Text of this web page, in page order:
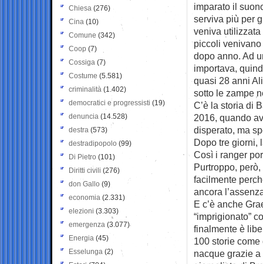
imparato il
serviva più per
veniva utilizzata
piccoli
dopo anno. Ad
importava,
quasi 28 anni
sotto le zampe
C’è la storia di
2016, quando
disperato, ma
Dopo tre giorni,
Così i ranger
Purtroppo,
facilmente
ancora
E c’è anche
“imprigionato”
finalmente è
100 storie
nacque grazie
Chiesa (276)
Cina (10)
Comune (342)
Coop (7)
Cossiga (7)
Costume (5.581)
criminalità (1.402)
democratici e progressisti (19)
denuncia (14.528)
destra (573)
destradipopolo (99)
Di Pietro (101)
Diritti civili (276)
don Gallo (9)
economia (2.331)
elezioni (3.303)
emergenza (3.077)
Energia (45)
Esselunga (2)